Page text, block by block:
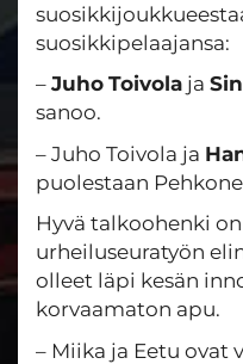
suosikkipelaajansa:
– Juho Toivola ja
sanoo.
– Juho Toivola ja
puolestaan
Hyvä talkoohenki
urheiluseuratyön
olleet läpi kesän
korvaamaton apu.
– Miika ja Eetu ovat